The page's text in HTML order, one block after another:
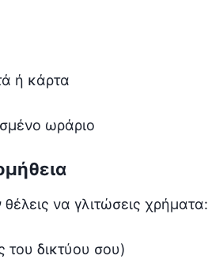
ή κάρτα
ωράριο
να γλιτώσεις χρήματα:
του δικτύου σου)